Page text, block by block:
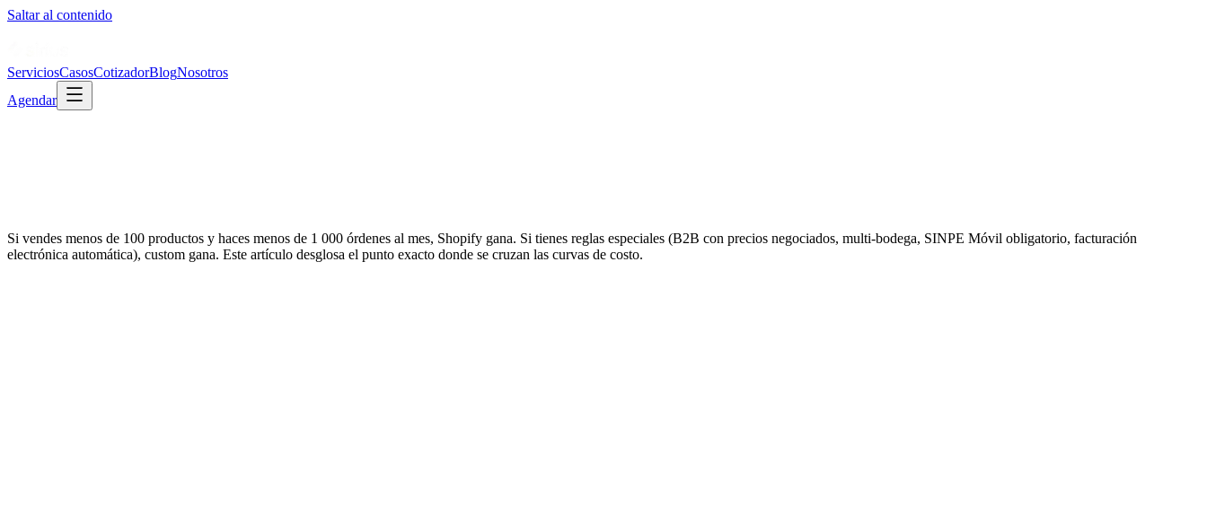
Saltar al contenido
ServiciosCasosCotizadorBlogNosotros
Agendar
Si vendes menos de 100 productos y haces menos de 1 000 órdenes al mes, Shopify gana. Si tienes reglas especiales (B2B con precios negociados, multi-bodega, SINPE Móvil obligatorio, facturación
electrónica automática), custom gana. Este artículo desglosa el punto exacto donde se cruzan las curvas de costo.